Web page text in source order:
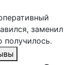
заменил
получилось.